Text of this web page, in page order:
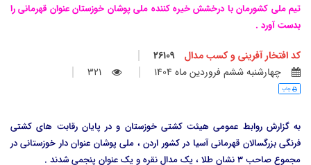
تیم ملی کشورمان با درخشش خیره کننده ملی پوشان خوزستان عنوان قهرمانی را
بدست آورد .
کد افتخار آفرینی و کسب مدال
چهارشنبه ششم فروردين ماه 1404
321
چاپ
به گزارش روابط عمومی هیئت کشتی خوزستان و در پایان رقابت های کشتی
فرنگی بزرگسالان قهرمانی آسیا در کشور اردن ، ملی پوشان عنوان دار خوزستانی در
مجموع صاحب 3 نشان طلا ، یک مدال نقره و یک عنوان پنجمی شدند .